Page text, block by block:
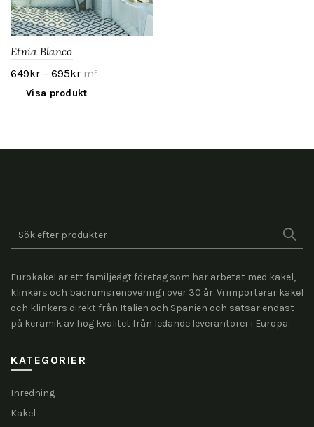
Etnia Blanco
649kr – 695kr m²
Visa produkt
Eurokakel är ett familjeägt företag som har arbetat med kakel,
klinkers och badrumsrenovering i över 30 år. Vi importerar kakel
och klinkers direkt från Italien och Spanien och satsar endast
på keramik av hög kvalitet från ledande leverantörer i Europa.
KATEGORIER
Inredning
Kakel